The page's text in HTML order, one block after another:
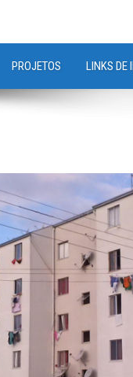
PROJETOS LINKS DE